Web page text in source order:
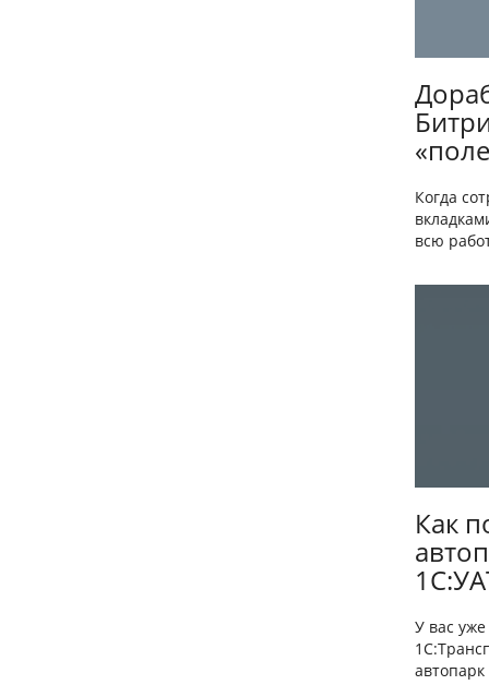
Когда
всю
Как
У вас